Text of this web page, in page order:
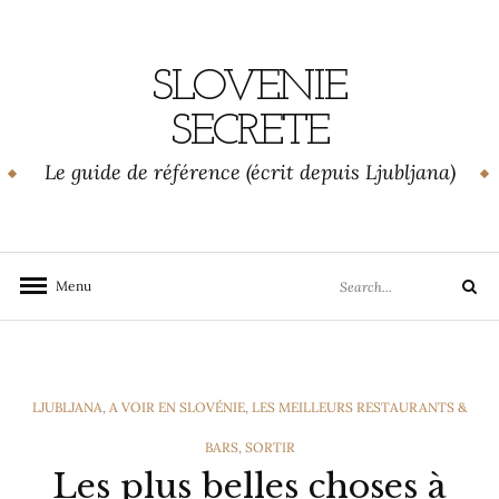
SLOVENIE
SECRETE
Le guide de référence (écrit depuis Ljubljana)
Menu
for:
Search
CATEGORIES
LJUBLJANA, A VOIR EN SLOVÉNIE, LES MEILLEURS RESTAURANTS &
BARS, SORTIR
Les plus belles choses à